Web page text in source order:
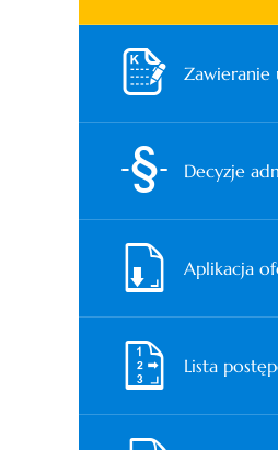
Zawieranie
Decyzje
Aplikacja
Lista